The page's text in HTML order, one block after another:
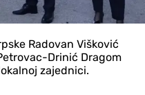
Radovan Višković
Drinić Dragom
zajednici.